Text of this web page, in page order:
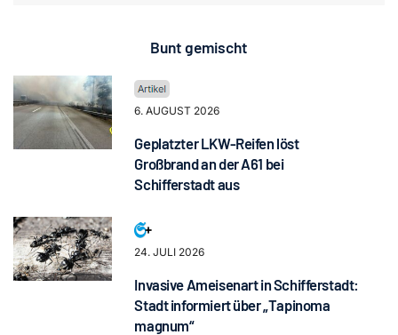
Bunt gemischt
6. AUGUST 2026
Geplatzter LKW-Reifen löst
Großbrand an der A61 bei
Schifferstadt aus
24. JULI 2026
Invasive Ameisenart in Schifferstadt:
Stadt informiert über „Tapinoma
magnum“